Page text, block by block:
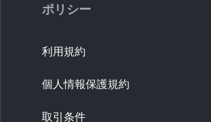
ポリシー
利用規約
個人情報保護規約
取引条件